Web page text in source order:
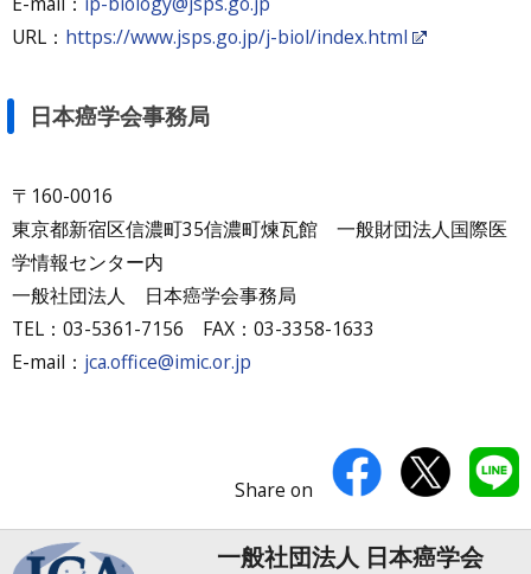
URL： https://www.jsps.go.jp/j-biol/index.html
日本癌学会事務局
〒160-0016
東京都新宿区信濃町35信濃町煉瓦館 一般財団法人国際医
学情報センター内
一般社団法人 日本癌学会事務局
TEL：03-5361-7156 FAX：03-3358-1633
E-mail： jca.office@imic.or.jp
Share on
一般社団法人 日本癌学会